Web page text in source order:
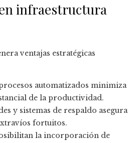
infraestructura
ventajas estratégicas
automatizados minimiza
de la productividad.
y sistemas de respaldo asegura
fortuitos.
la incorporación de